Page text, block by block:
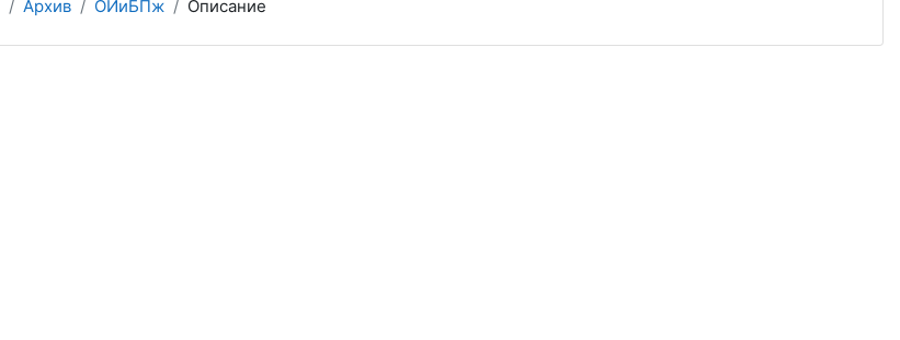
Архив ОИиБПж Описание